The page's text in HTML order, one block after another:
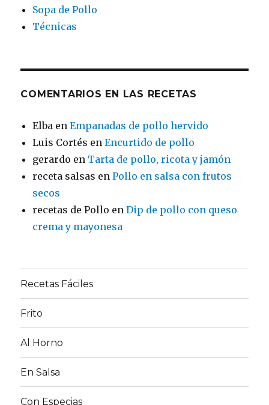
Sopa de Pollo
Técnicas
COMENTARIOS EN LAS RECETAS
Elba enEmpanadas de pollo hervido
Luis Cortés enEncurtido de pollo
gerardo en Tarta de pollo, ricota y jamón
receta salsas enPollo en salsa con frutos
secos
recetas de Pollo enDip de pollo con queso
crema y mayonesa
Recetas Fáciles
Frito
Al Horno
En Salsa
Con Especias